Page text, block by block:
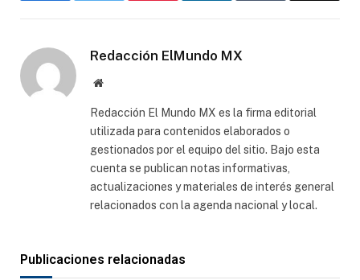
Redacción ElMundo MX
Sitio
Redacción El Mundo MX es la firma editorial
utilizada para contenidos elaborados o
gestionados por el equipo del sitio. Bajo esta
cuenta se publican notas informativas,
actualizaciones y materiales de interés general
relacionados con la agenda nacional y local.
Publicaciones relacionadas